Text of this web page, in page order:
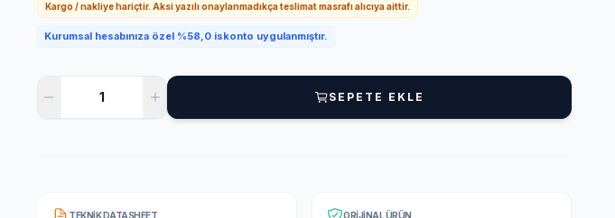
Kargo / nakliye hariçtir. Aksi yazılı onaylanmadıkça teslimat masrafı alıcıya aittir.
Kurumsal hesabınıza özel %58,0 iskonto uygulanmıştır.
SEPETE EKLE
TEKNIK DATASHEET ORIJINAL ÜRÜN